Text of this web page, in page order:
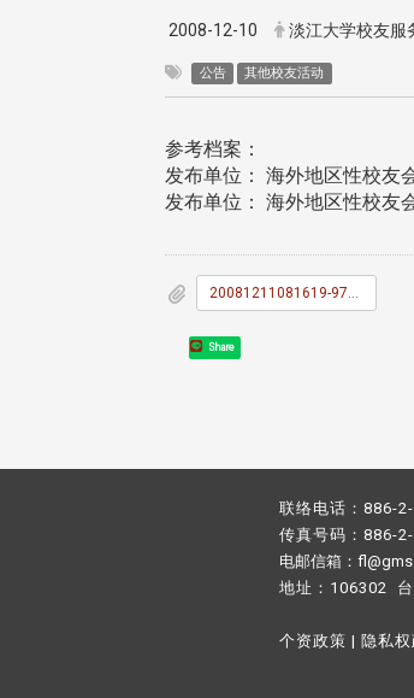
2008-12-10 淡江大学校友服
公告 其他校友活动
参考档案：
发布单位： 海外地区性校友
发布单位： 海外地区性校友
20081211081619-9701023_E7_A7_81_E7_AB_8B_E5_8D_97_E5_B1_B1_E9_AB_98_E7_B4_9A_E4_B8_AD_E5_AD_B8.doc
Share
联络电话：886-
传真号码：886-
电邮信箱：
地址：106302
个资政策 | 隐私